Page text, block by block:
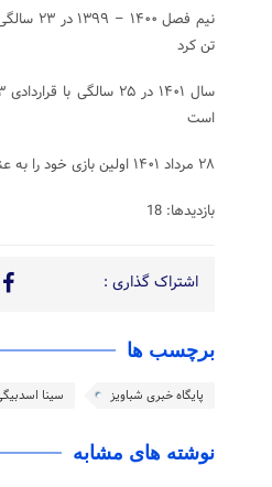
تن کرد
است
۲۸ مرداد ۱۴۰۱ اولین بازی خود را به عنوان یار تعویضی با پیراهن سرخپوشان تهرانی مقابل فولاد خوزستان انجام داد
بازدیدها: 18
اشتراک گذاری :
برچسب ها
پایگاه خبری شباویز سینا
نوشته های مشابه